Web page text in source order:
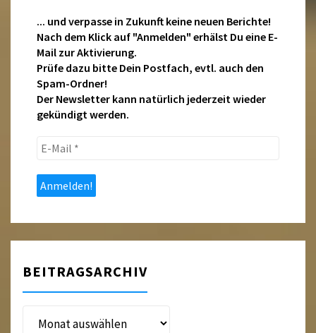
... und verpasse in Zukunft keine neuen Berichte!
Nach dem Klick auf "Anmelden" erhälst Du eine E-
Mail zur Aktivierung.
Prüfe dazu bitte Dein Postfach, evtl. auch den
Spam-Ordner!
Der Newsletter kann natürlich jederzeit wieder
gekündigt werden.
E-
*
BEITRAGSARCHIV
Beitragsarchiv